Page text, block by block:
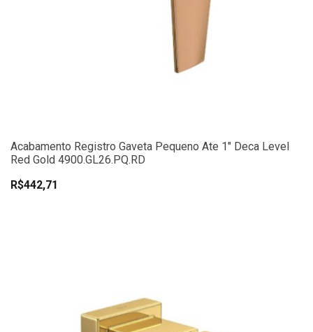
Acabamento Registro Gaveta Pequeno Ate 1" Deca Level
Red Gold 4900.GL26.PQ.RD
R$442,71